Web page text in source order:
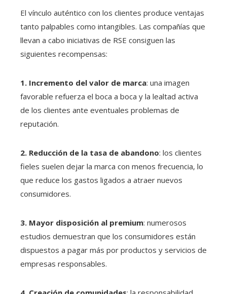
El vínculo auténtico con los clientes produce ventajas
tanto palpables como intangibles. Las compañías que
llevan a cabo iniciativas de RSE consiguen las
siguientes recompensas:
1. Incremento del valor de marca: una imagen
favorable refuerza el boca a boca y la lealtad activa
de los clientes ante eventuales problemas de
reputación.
2. Reducción de la tasa de abandono: los clientes
fieles suelen dejar la marca con menos frecuencia, lo
que reduce los gastos ligados a atraer nuevos
consumidores.
3. Mayor disposición al premium: numerosos
estudios demuestran que los consumidores están
dispuestos a pagar más por productos y servicios de
empresas responsables.